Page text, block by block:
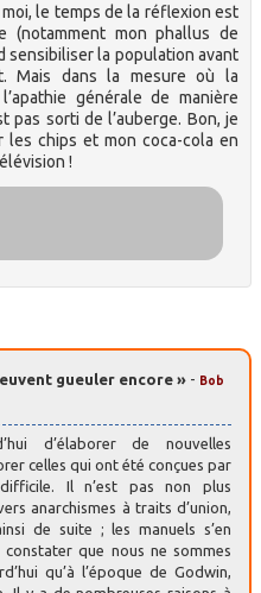
le temps de la réflexion est
mon phallus de
sensibiliser la population avant
Mais dans la mesure où la
générale de manière
pas sorti de l’auberge. Bon, je
les chips et mon coca-cola en
!
gueuler encore » - Bob
d’élaborer de nouvelles
celles qui ont été conçues par
Il n’est pas non plus
anarchismes à traits d’union,
de suite ; les manuels s’en
que nous ne sommes
qu’à l’époque de Godwin,